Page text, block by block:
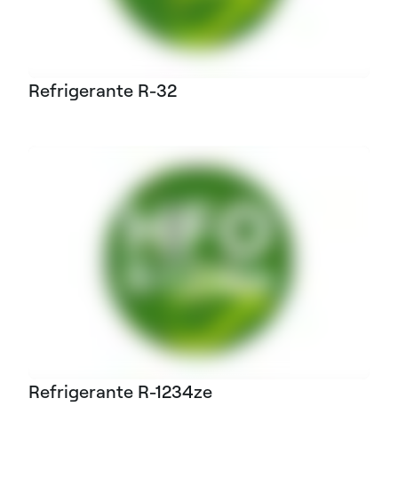
Refrigerante R-32
Refrigerante R-1234ze